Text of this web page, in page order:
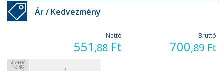
Ár / Kedvezmény
Nettó
551 ,88 Ft
Bruttó
700,89 Ft
ÁTVEHETŐ
1-3 NAP